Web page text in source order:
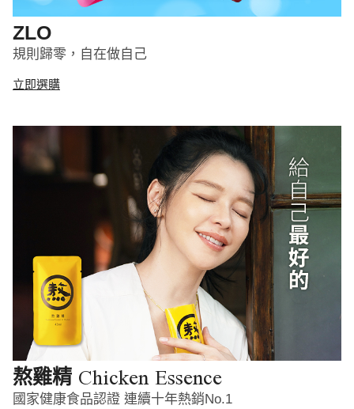
ZLO
規則歸零，自在做自己
立即選購
熬雞精 Chicken Essence
國家健康食品認證 連續十年熱銷No.1